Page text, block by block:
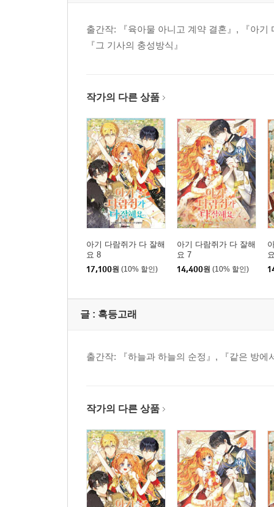
출간작: 『육아물 아니고 계약 결혼』, 『아
『그 기사의 충성방식』
작가의 다른 상품
아기 다람쥐가 다 잘해
요 8
17,100원 (10% 할인)
아기 다람쥐가 다 잘해
요 7
14,400원 (10% 할인)
글 : 혹등고래
출간작: 『하늘과 하늘의 순정』, 『같은 방에
작가의 다른 상품